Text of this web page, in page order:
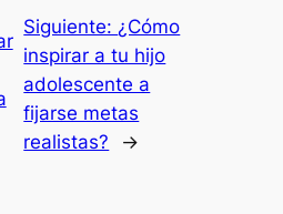
Siguiente: ¿Cómo
inspirar a tu hijo
adolescente a
fijarse metas
realistas?
→